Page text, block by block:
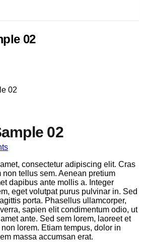
02
02
02
consectetur adipiscing elit. Cras
non tellus sem. Aenean pretium
dapibus ante mollis a. Integer
eget volutpat purus pulvinar in. Sed
porta. Phasellus ullamcorper,
sapien elit condimentum odio, ut
ante. Sed sem lorem, laoreet et
lorem. Etiam tempus, dolor in
massa accumsan erat.